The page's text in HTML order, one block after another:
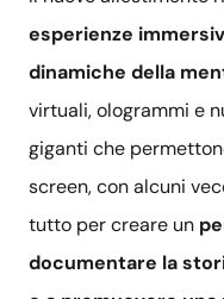
esperienze
dinamiche della
virtuali, ologrammi e
giganti che
screen, con alcuni
tutto per creare un
documentare la